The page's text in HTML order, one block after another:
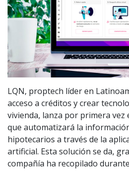
LQN, proptech líder en
acceso a créditos y crear
vivienda, lanza por primera vez
que automatizará la
hipotecarios a través de la
artificial. Esta solución se da,
compañía ha recopilado
MÉXICO